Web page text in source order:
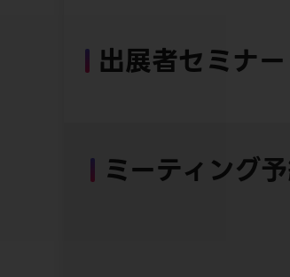
出展者セミナー
ミーティング